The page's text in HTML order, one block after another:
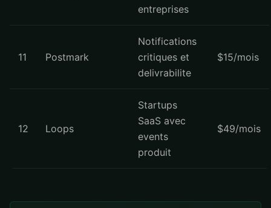
entreprises
11 Postmark
Notifications
critiques et
delivrabilite
$15/mois
12 Loops
Startups
SaaS avec
events
produit
$49/mois